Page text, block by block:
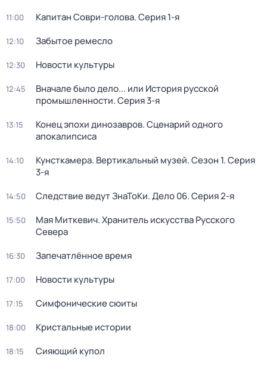
11:00 Капитан Соври-голова. Серия 1-я
12:10 Забытое ремесло
12:30 Новости культуры
12:45
Вначале было дело... или История русской
промышленности. Серия 3-я
13:15
Конец эпохи динозавров. Сценарий одного
апокалипсиса
14:10 Кунсткамера. Вертикальный музей. Сезон 1. Серия
3-я
14:50 Следствие ведут ЗнаТоКи. Дело 06. Серия 2-я
15:50
Мая Миткевич. Хранитель искусства Русского
Севера
16:30 Запечатлённое время
17:00 Новости культуры
17:15 Симфонические сюиты
18:00 Кристальные истории
18:15 Сияющий купол